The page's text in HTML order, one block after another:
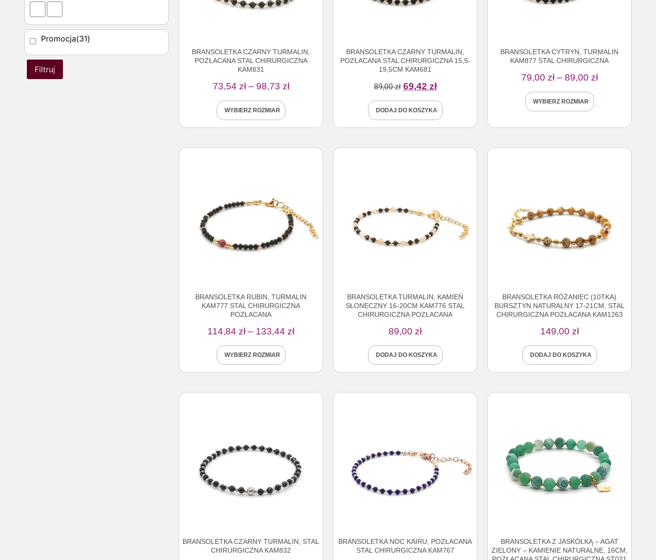
Promocja(31)
Filtruj
BRANSOLETKA CZARNY TURMALIN,
POZŁACANA STAL CHIRURGICZNA
KAM831
73,54 zł – 98,73 zł
WYBIERZ ROZMIAR
BRANSOLETKA CZARNY TURMALIN,
POZŁACANA STAL CHIRURGICZNA 15,5-
19,5CM KAM681
89,00zł 69,42 zł
DODAJ DO KOSZYKA
BRANSOLETKA CYTRYN, TURMALIN
KAM877 STAL CHIRURGICZNA
79,00 zł – 89,00 zł
WYBIERZ ROZMIAR
BRANSOLETKA RUBIN, TURMALIN
KAM777 STAL CHIRURGICZNA
POZŁACANA
114,84 zł – 133,44 zł
WYBIERZ ROZMIAR
BRANSOLETKA TURMALIN, KAMIEŃ
SŁONECZNY 16-20CM KAM776 STAL
CHIRURGICZNA POZŁACANA
89,00 zł
DODAJ DO KOSZYKA
BRANSOLETKA RÓŻANIEC (10TKA)
BURSZTYN NATURALNY 17-21CM, STAL
CHIRURGICZNA POZŁACANA KAM1263
149,00 zł
DODAJ DO KOSZYKA
BRANSOLETKA CZARNY TURMALIN, STAL
CHIRURGICZNA KAM832
BRANSOLETKA NOC KAIRU, POZŁACANA
STAL CHIRURGICZNA KAM767
BRANSOLETKA Z JASKÓŁKĄ – AGAT
ZIELONY – KAMIENIE NATURALNE, 16CM,